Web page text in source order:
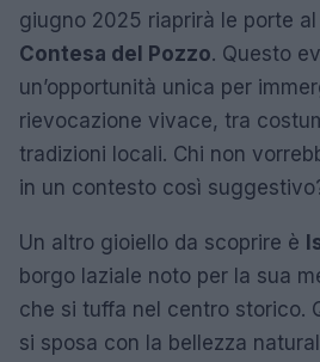
giugno 2025 riaprirà le porte
Contesa del Pozzo. Questo
un’opportunità unica per
rievocazione vivace, tra
tradizioni locali. Chi non
in un contesto così
Un altro gioiello da scoprire è
borgo laziale noto per la sua
che si tuffa nel centro storico.
si sposa con la bellezza